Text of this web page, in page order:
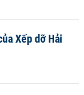
Xếp dỡ Hải